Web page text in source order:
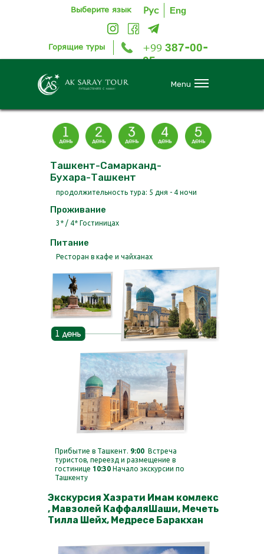
Ташкент-Самарканд-
Бухара-Ташкент
продолжительность тура: 5 дня - 4 ночи
Проживание
3* / 4* Гостиницах
Питание
Ресторан в кафе и чайханах
Прибытие в Ташкент. 9:00 Встреча
туристов, переезд и размещение в
гостинице 10:30 Начало экскурсии по
Ташкенту
Экскурсия Хазрати Имам комлекс
, Мавзолей КаффаляШаши, Мечеть
Тилла Шейх, Медресе Баракхан
Eng
Горящие туры
Рус
+99 387-00-
05
Выберите язык
Menu